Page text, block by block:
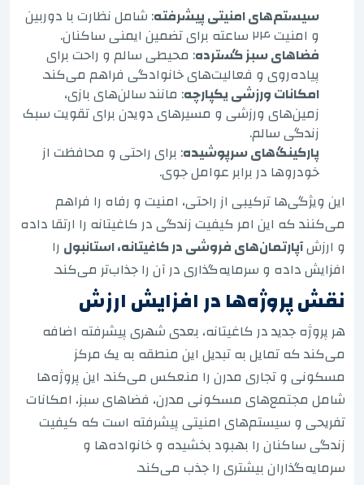
سیستم‌های امنیتی پیشرفته: شامل نظارت با دوربین
و امنیت ۲۴ ساعته برای تضمین ایمنی ساکنان.
فضاهای سبز گسترده: محیطی سالم و راحت برای
پیاده‌روی و فعالیت‌های خانوادگی فراهم می‌کند.
امکانات ورزشی یکپارچه: مانند سالن‌های بازی،
زمین‌های ورزشی و مسیرهای دویدن برای تقویت سبک
زندگی سالم.
پارکینگ‌های سرپوشیده: برای راحتی و محافظت از
خودروها در برابر عوامل جوی.
این ویژگی‌ها ترکیبی از راحتی، امنیت و رفاه را فراهم
می‌کنند که این امر کیفیت زندگی در کاغیتانه را ارتقا داده
و ارزشآپارتمان‌های فروشی در کاغیتانه، استانبول را
افزایش داده و سرمایه‌گذاری در آن را جذاب‌تر می‌کند.
نقش پروژه‌ها در افزایش ارزش
هر پروژه جدید در کاغیتانه، بعدی شهری پیشرفته اضافه
می‌کند که تمایل به تبدیل این منطقه به یک مرکز
مسکونی و تجاری مدرن را منعکس می‌کند. این پروژه‌ها
شامل مجتمع‌های مسکونی مدرن، فضاهای سبز، امکانات
تفریحی و سیستم‌های امنیتی پیشرفته است که کیفیت
زندگی ساکنان را بهبود بخشیده و خانواده‌ها و
سرمایه‌گذاران بیشتری را جذب می‌کند.